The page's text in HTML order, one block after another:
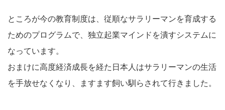
ところが今の教育制度は、従順なサラリーマンを育成する
ためのプログラムで、独立起業マインドを潰すシステムに
なっています。
おまけに高度経済成長を経た日本人はサラリーマンの生活
を手放せなくなり、ますます飼い馴らされて行きました。